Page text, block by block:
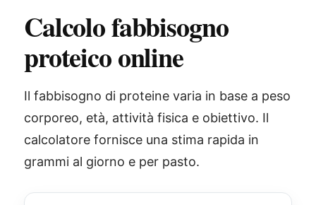
Calcolo fabbisogno
proteico online
Il fabbisogno di proteine varia in base a peso
corporeo, età, attività fisica e obiettivo. Il
calcolatore fornisce una stima rapida in
grammi al giorno e per pasto.